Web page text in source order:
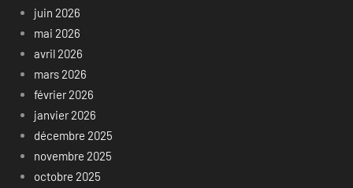
juin 2026
mai 2026
avril 2026
mars 2026
février 2026
janvier 2026
décembre 2025
novembre 2025
octobre 2025